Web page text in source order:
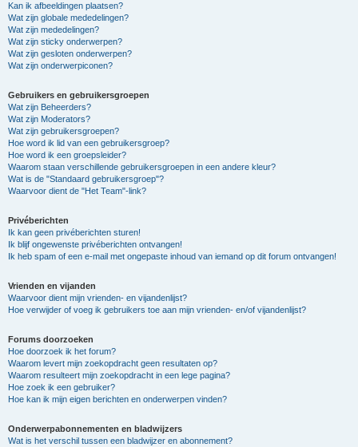
Kan ik afbeeldingen plaatsen?
Wat zijn globale mededelingen?
Wat zijn mededelingen?
Wat zijn sticky onderwerpen?
Wat zijn gesloten onderwerpen?
Wat zijn onderwerpiconen?
Gebruikers en gebruikersgroepen
Wat zijn Beheerders?
Wat zijn Moderators?
Wat zijn gebruikersgroepen?
Hoe word ik lid van een gebruikersgroep?
Hoe word ik een groepsleider?
Waarom staan verschillende gebruikersgroepen in een andere kleur?
Wat is de "Standaard gebruikersgroep"?
Waarvoor dient de "Het Team"-link?
Privéberichten
Ik kan geen privéberichten sturen!
Ik blijf ongewenste privéberichten ontvangen!
Ik heb spam of een e-mail met ongepaste inhoud van iemand op dit forum ontvangen!
Vrienden en vijanden
Waarvoor dient mijn vrienden- en vijandenlijst?
Hoe verwijder of voeg ik gebruikers toe aan mijn vrienden- en/of vijandenlijst?
Forums doorzoeken
Hoe doorzoek ik het forum?
Waarom levert mijn zoekopdracht geen resultaten op?
Waarom resulteert mijn zoekopdracht in een lege pagina?
Hoe zoek ik een gebruiker?
Hoe kan ik mijn eigen berichten en onderwerpen vinden?
Onderwerpabonnementen en bladwijzers
Wat is het verschil tussen een bladwijzer en abonnement?